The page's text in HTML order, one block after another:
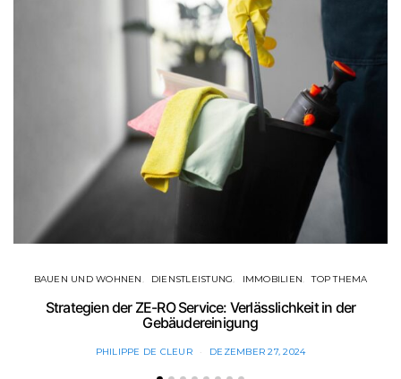
BAUEN UND WOHNEN DIENSTLEISTUNG IMMOBILIEN TOP THEMA
Strategien der ZE-RO Service: Verlässlichkeit in der
Gebäudereinigung
PHILIPPE DE CLEUR DEZEMBER 27, 2024